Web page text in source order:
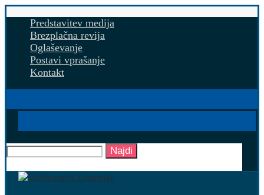
Predstavitev medija
Brezplačna revija
Oglaševanje
Postavi vprašanje
Kontakt
Najdi